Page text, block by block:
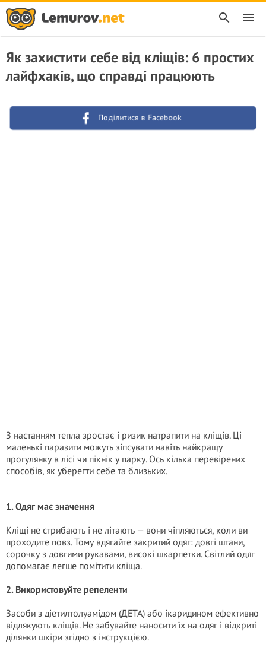
Як захистити себе від кліщів: 6 простих
лайфхаків, що справді працюють
Поділитися в Facebook
З настанням тепла зростає і ризик натрапити на кліщів. Ці
маленькі паразити можуть зіпсувати навіть найкращу
прогулянку в лісі чи пікнік у парку. Ось кілька перевірених
способів, як уберегти себе та близьких.
1. Одяг має значення
Кліщі не стрибають і не літають — вони чіпляються, коли ви
проходите повз. Тому вдягайте закритий одяг: довгі штани,
сорочку з довгими рукавами, високі шкарпетки. Світлий одяг
допомагає легше помітити кліща.
2. Використовуйте репеленти
Засоби з діетилтолуамідом (ДЕТА) або ікаридином ефективно
відлякують кліщів. Не забувайте наносити їх на одяг і відкриті
ділянки шкіри згідно з інструкцією.